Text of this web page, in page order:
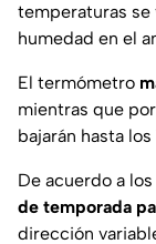
temperaturas se
humedad en el
El termómetro
mientras que
bajarán hasta los
De acuerdo a
de temporada
dirección